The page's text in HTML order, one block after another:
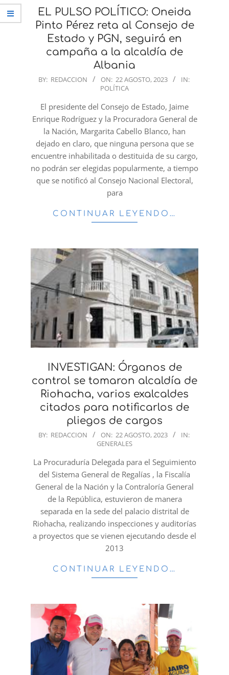
EL PULSO POLÍTICO: Oneida
Pinto Pérez reta al Consejo de
Estado y PGN, seguirá en
campaña a la alcaldía de
Albania
2023-
BY: REDACCION ON: 22 AGOSTO, 2023
IN:
POLÍTICA
El presidente del Consejo de Estado, Jaime
Enrique Rodríguez y la Procuradora General de
la Nación, Margarita Cabello Blanco, han
dejado en claro, que ninguna persona que se
encuentre inhabilitada o destituida de su cargo,
no podrán ser elegidas popularmente, a tiempo
que se notificó al Consejo Nacional Electoral,
para
CONTINUAR LEYENDO…
INVESTIGAN: Órganos de
control se tomaron alcaldía de
Riohacha, varios exalcaldes
citados para notificarlos de
pliegos de cargos
2023-
22
BY: REDACCION ON: 22 AGOSTO, 2023
IN:
GENERALES
La Procuraduría Delegada para el Seguimiento
del Sistema General de Regalías , la Fiscalía
General de la Nación y la Contraloría General
de la República, estuvieron de manera
separada en la sede del palacio distrital de
Riohacha, realizando inspecciones y auditorías
a proyectos que se vienen ejecutando desde el
2013
CONTINUAR LEYENDO…